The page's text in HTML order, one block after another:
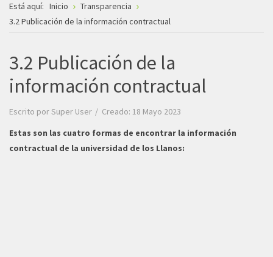
Está aquí: Inicio
Transparencia
3.2 Publicación de la información contractual
3.2 Publicación de la
información contractual
Escrito porSuper User
Creado: 18 Mayo 2023
Estas son las cuatro formas de encontrar la información
contractual de la universidad de los Llanos: